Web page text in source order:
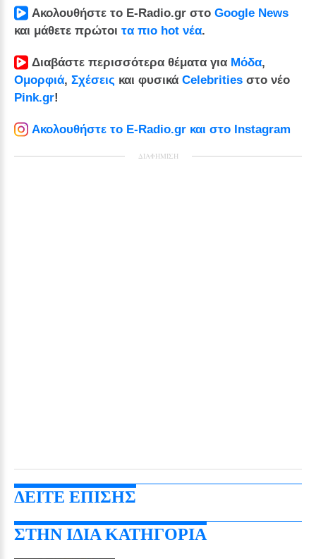
Ακολουθήστε το E-Radio.gr στο Google News
και μάθετε πρώτοι τα πιο hot νέα.
Διαβάστε περισσότερα θέματα για Μόδα,
Ομορφιά, Σχέσεις και φυσικά Celebrities στο νέο
Pink.gr!
Ακολουθήστε το E-Radio.gr και στο Instagram
ΔΙΑΦΗΜΙΣΗ
ΔΕΙΤΕ ΕΠΙΣΗΣ
ΣΤΗΝ ΙΔΙΑ ΚΑΤΗΓΟΡΙΑ